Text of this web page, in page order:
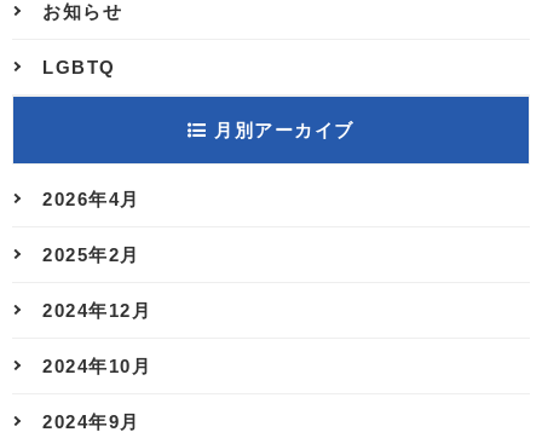
お知らせ
LGBTQ
月別アーカイブ
2026年4月
2025年2月
2024年12月
2024年10月
2024年9月